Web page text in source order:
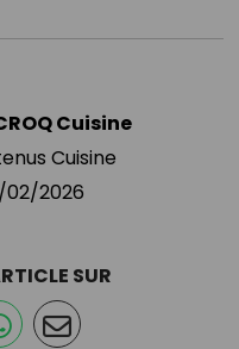
Cuisine
Cuisine
02/2026
SUR